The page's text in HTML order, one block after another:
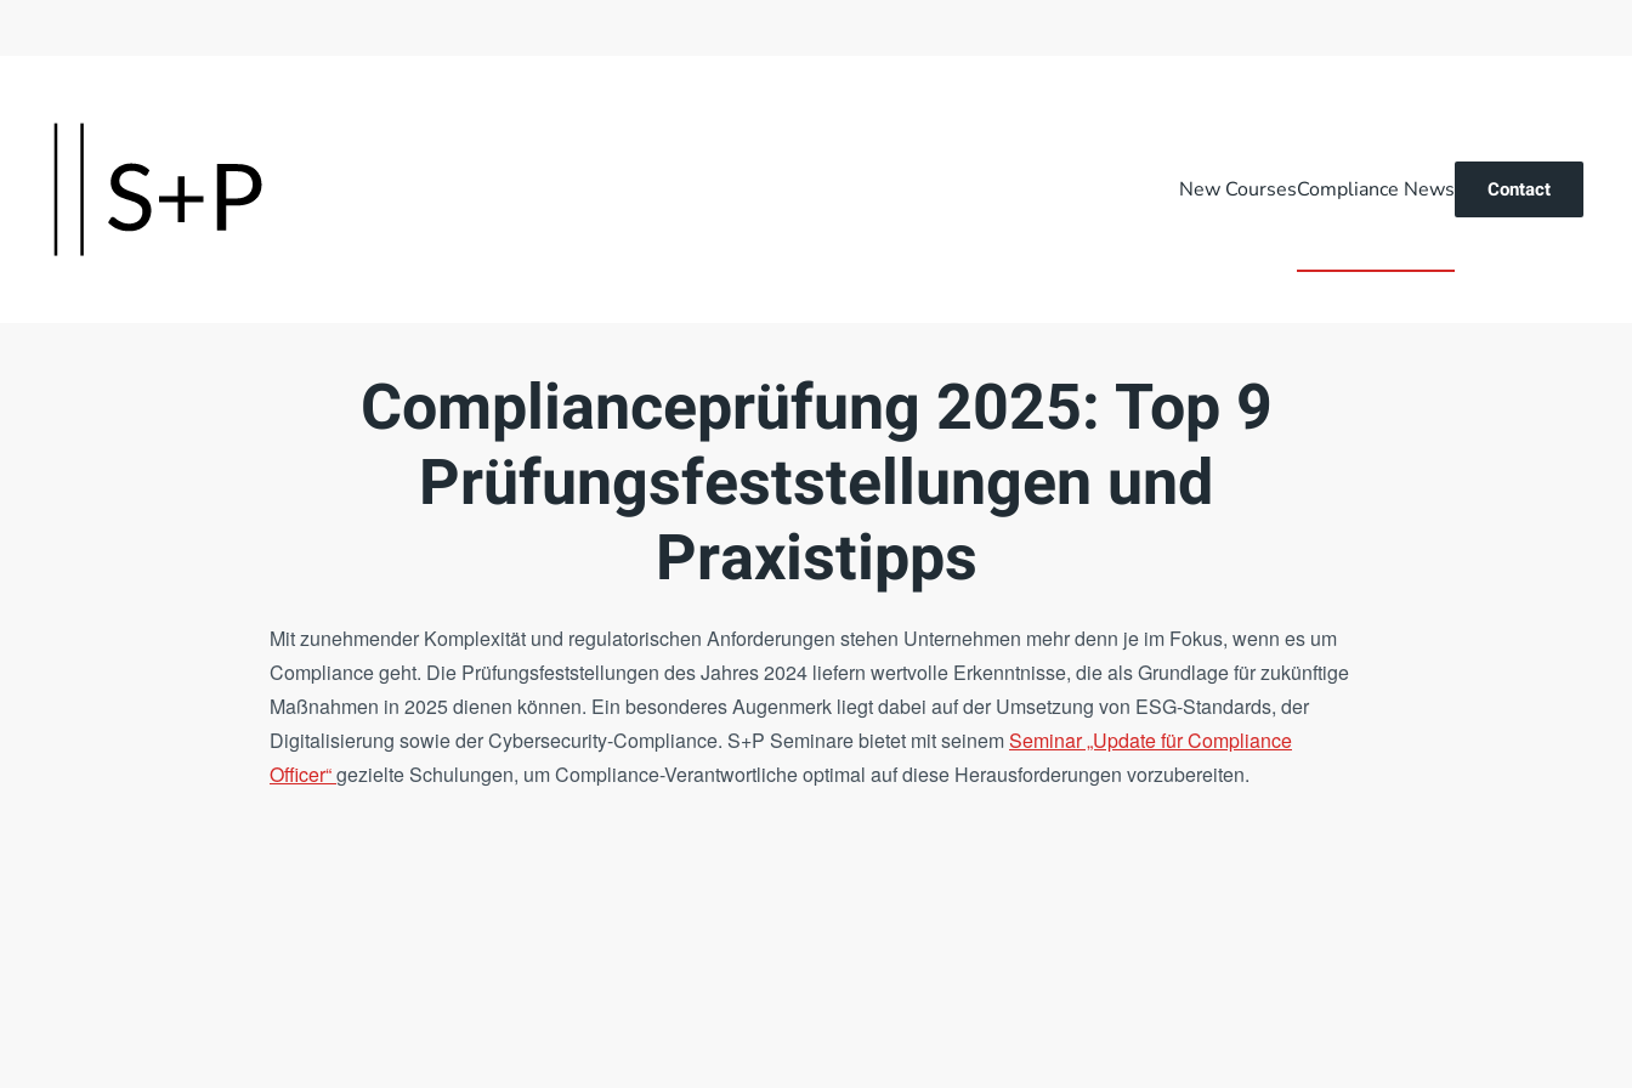
main
New CoursesCompliance News Contact
Complianceprüfung 2025: Top 9
Prüfungsfeststellungen und
Praxistipps
Mit zunehmender Komplexität und regulatorischen Anforderungen stehen Unternehmen mehr denn je im Fokus, wenn es um
Compliance geht. Die Prüfungsfeststellungen des Jahres 2024 liefern wertvolle Erkenntnisse, die als Grundlage für zukünftige
Maßnahmen in 2025 dienen können. Ein besonderes Augenmerk liegt dabei auf der Umsetzung von ESG-Standards, der
Digitalisierung sowie der Cybersecurity-Compliance. S+P Seminare bietet mit seinemSeminar „Update für Compliance
Officer“gezielte Schulungen, um Compliance-Verantwortliche optimal auf diese Herausforderungen vorzubereiten.